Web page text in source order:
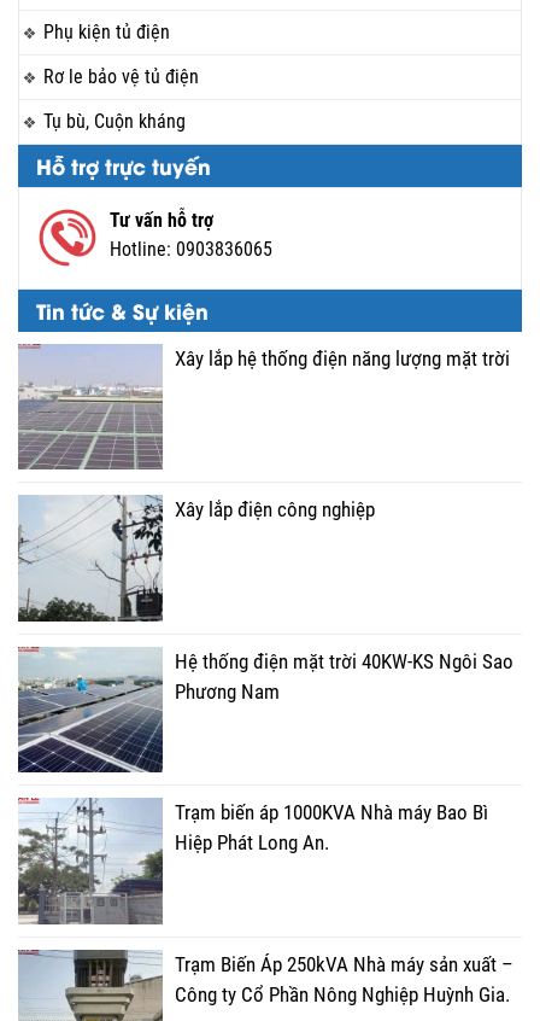
Phụ kiện tủ điện
Rơ le bảo vệ tủ điện
Tụ bù, Cuộn kháng
Hỗ trợ trực tuyến
Tư vấn hỗ trợ
Hotline: 0903836065
Tin tức & Sự kiện
Xây lắp hệ thống điện năng lượng mặt trời
Xây lắp điện công nghiệp
Hệ thống điện mặt trời 40KW-KS Ngôi Sao
Phương Nam
Trạm biến áp 1000KVA Nhà máy Bao Bì
Hiệp Phát Long An.
Trạm Biến Áp 250kVA Nhà máy sản xuất –
Công ty Cổ Phần Nông Nghiệp Huỳnh Gia.